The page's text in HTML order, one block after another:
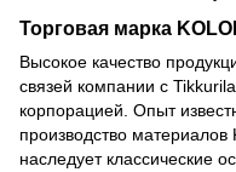
Торговая марка
Высокое качество
связей компании с
корпорацией. Опыт
производство
наследует классические